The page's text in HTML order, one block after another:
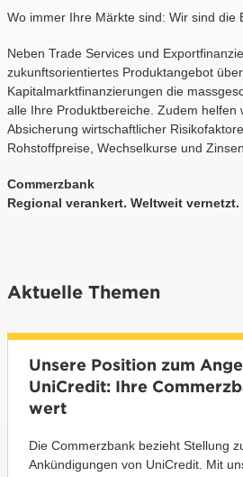
Wo immer Ihre Märkte sind: Wir sind die
Neben Trade Services und
zukunftsorientiertes Produktangebot
Kapitalmarktfinanzierungen die
alle Ihre Produktbereiche. Zudem helfen
Absicherung wirtschaftlicher
Rohstoffpreise, Wechselkurse und Zinsen.
Commerzbank
Regional verankert. Weltweit vernetzt.
Aktuelle Themen
Unsere Position zum
UniCredit: Ihre
wert
Die Commerzbank bezieht Stellung
Ankündigungen von UniCredit. Mit